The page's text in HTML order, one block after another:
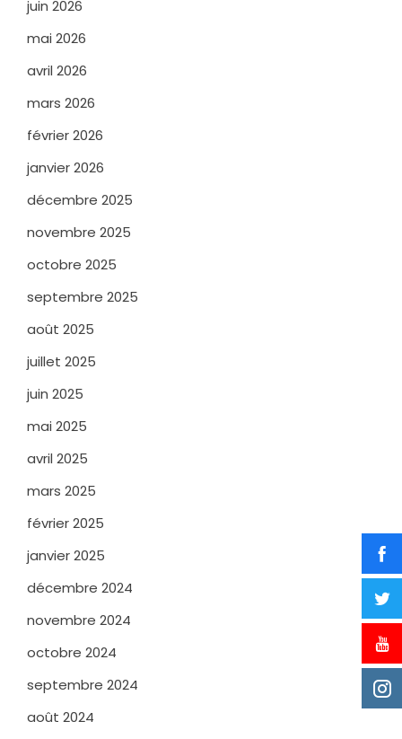
juin 2026
mai 2026
avril 2026
mars 2026
février 2026
janvier 2026
décembre 2025
novembre 2025
octobre 2025
septembre 2025
août 2025
juillet 2025
juin 2025
mai 2025
avril 2025
mars 2025
février 2025
janvier 2025
décembre 2024
novembre 2024
octobre 2024
septembre 2024
août 2024